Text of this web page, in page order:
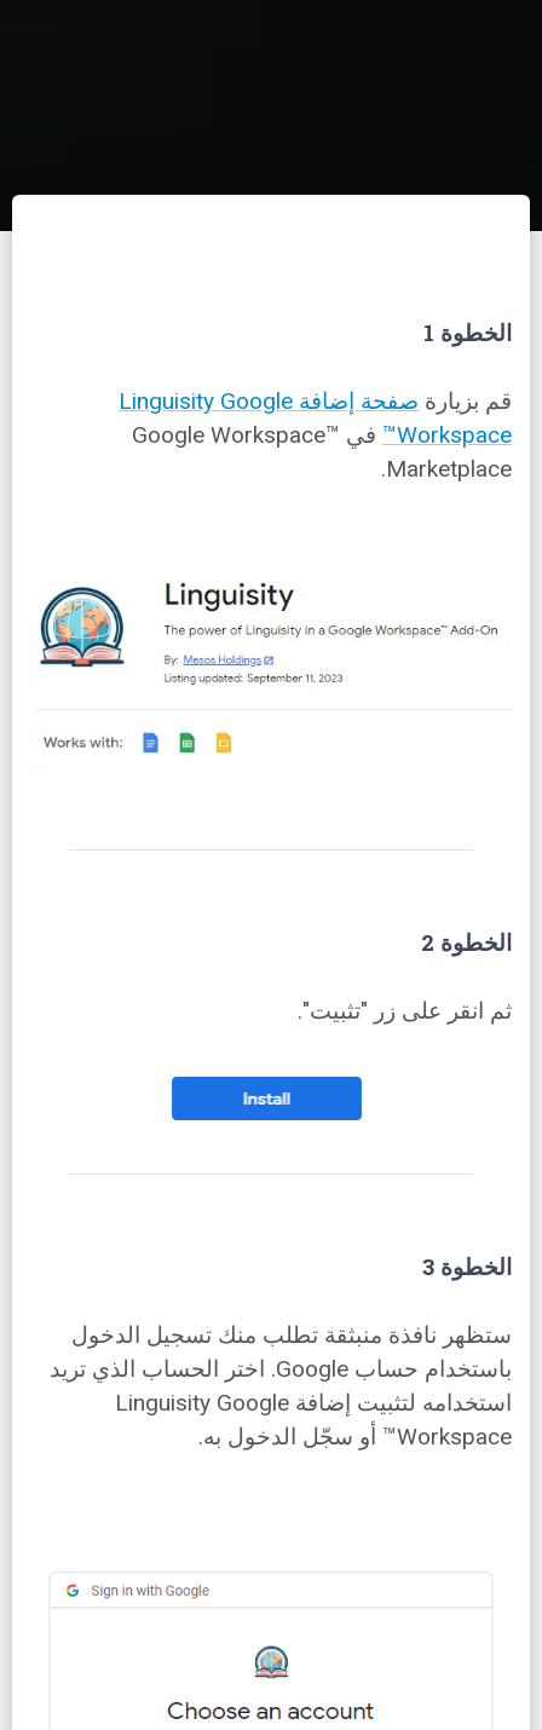
الخطوة 1
قم بزيارة
صفحة إضافة Linguisity Google
Workspace™
في Google Workspace™
Marketplace.
الخطوة 2
ثم انقر على زر "تثبيت".
الخطوة 3
ستظهر نافذة منبثقة تطلب منك تسجيل الدخول
باستخدام حساب Google. اختر الحساب الذي تريد
استخدامه لتثبيت إضافة Linguisity Google
Workspace™ أو سجّل الدخول به.